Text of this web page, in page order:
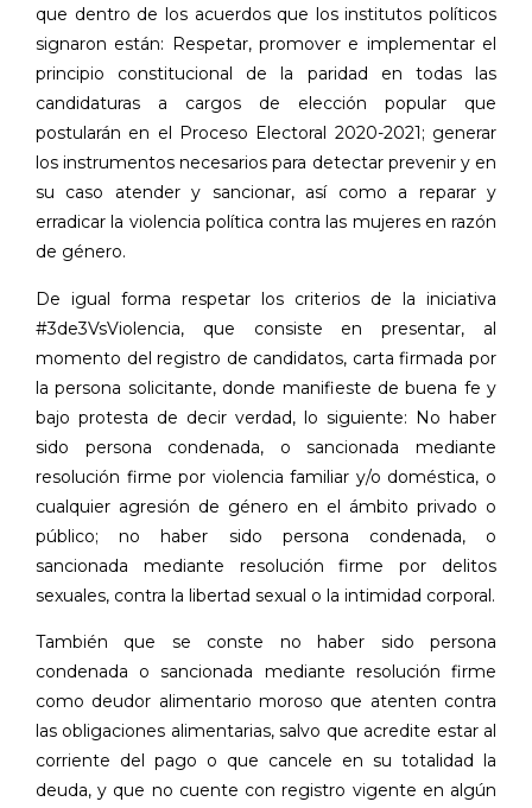
que dentro de los acuerdos que los institutos políticos
signaron están: Respetar, promover e implementar el
principio constitucional de la paridad en todas las
candidaturas a cargos de elección popular que
postularán en el Proceso Electoral 2020-2021; generar
los instrumentos necesarios para detectar prevenir y en
su caso atender y sancionar, así como a reparar y
erradicar la violencia política contra las mujeres en razón
de género.
De igual forma respetar los criterios de la iniciativa
#3de3VsViolencia, que consiste en presentar, al
momento del registro de candidatos, carta firmada por
la persona solicitante, donde manifieste de buena fe y
bajo protesta de decir verdad, lo siguiente: No haber
sido persona condenada, o sancionada mediante
resolución firme por violencia familiar y/o doméstica, o
cualquier agresión de género en el ámbito privado o
público; no haber sido persona condenada, o
sancionada mediante resolución firme por delitos
sexuales, contra la libertad sexual o la intimidad corporal.
También que se conste no haber sido persona
condenada o sancionada mediante resolución firme
como deudor alimentario moroso que atenten contra
las obligaciones alimentarias, salvo que acredite estar al
corriente del pago o que cancele en su totalidad la
deuda, y que no cuente con registro vigente en algún